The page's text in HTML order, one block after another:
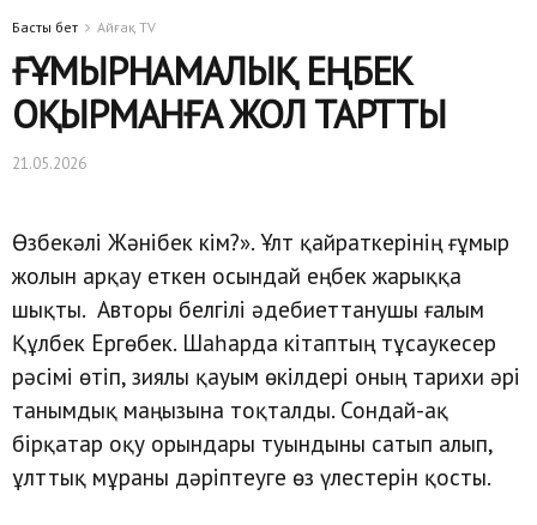
Басты бет Айғақ TV
ҒҰМЫРНАМАЛЫҚ ЕҢБЕК
ОҚЫРМАНҒА ЖОЛ ТАРТТЫ
21.05.2026
Өзбекәлі Жәнібек кім?». Ұлт қайраткерінің ғұмыр
жолын арқау еткен осындай еңбек жарыққа
шықты. Авторы белгілі әдебиеттанушы ғалым
Құлбек Ергөбек. Шаһарда кітаптың тұсаукесер
рәсімі өтіп, зиялы қауым өкілдері оның тарихи әрі
танымдық маңызына тоқталды. Сондай-ақ
бірқатар оқу орындары туындыны сатып алып,
ұлттық мұраны дәріптеуге өз үлестерін қосты.